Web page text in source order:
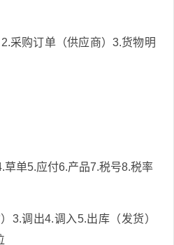
采购订单（供应商）3.货物明
草单5.应付6.产品7.税号8.税率
3.调出4.调入5.出库（发货）